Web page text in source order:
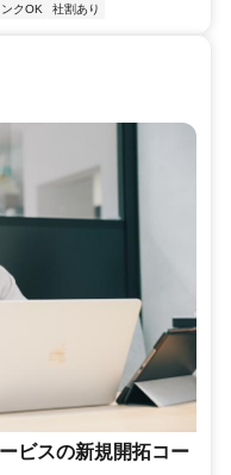
クOK 社割あり
ビスの新規開拓コー